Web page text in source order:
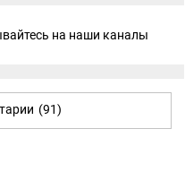
на наши каналы
(91)